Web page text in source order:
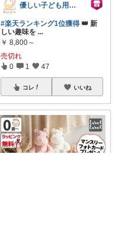
優しい子ども用品と雑貨 Qulmia
#楽天ランキング1位獲得👑 新
しい趣味を ...
￥ 8,800～
売切れ
0 1 47
コレ いいね